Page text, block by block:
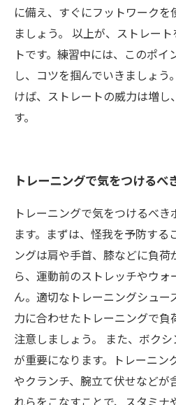
に備え、すぐにフットワークを
ましょう。 以上が、ストレー
トです。練習中には、このポ
し、コツを掴んでいきましょう
けば、ストレートの威力は増
す。
トレーニングで気をつけるべ
トレーニングで気をつけるべ
ます。まずは、怪我を予防する
ングは肩や手首、膝などに負
ら、運動前のストレッチやウ
ん。適切なトレーニングシュー
力に合わせたトレーニングで
注意しましょう。 また、ボク
が重要になります。トレーニン
やクランチ、腕立て伏せなどが
れらをこなすことで、スタミナ